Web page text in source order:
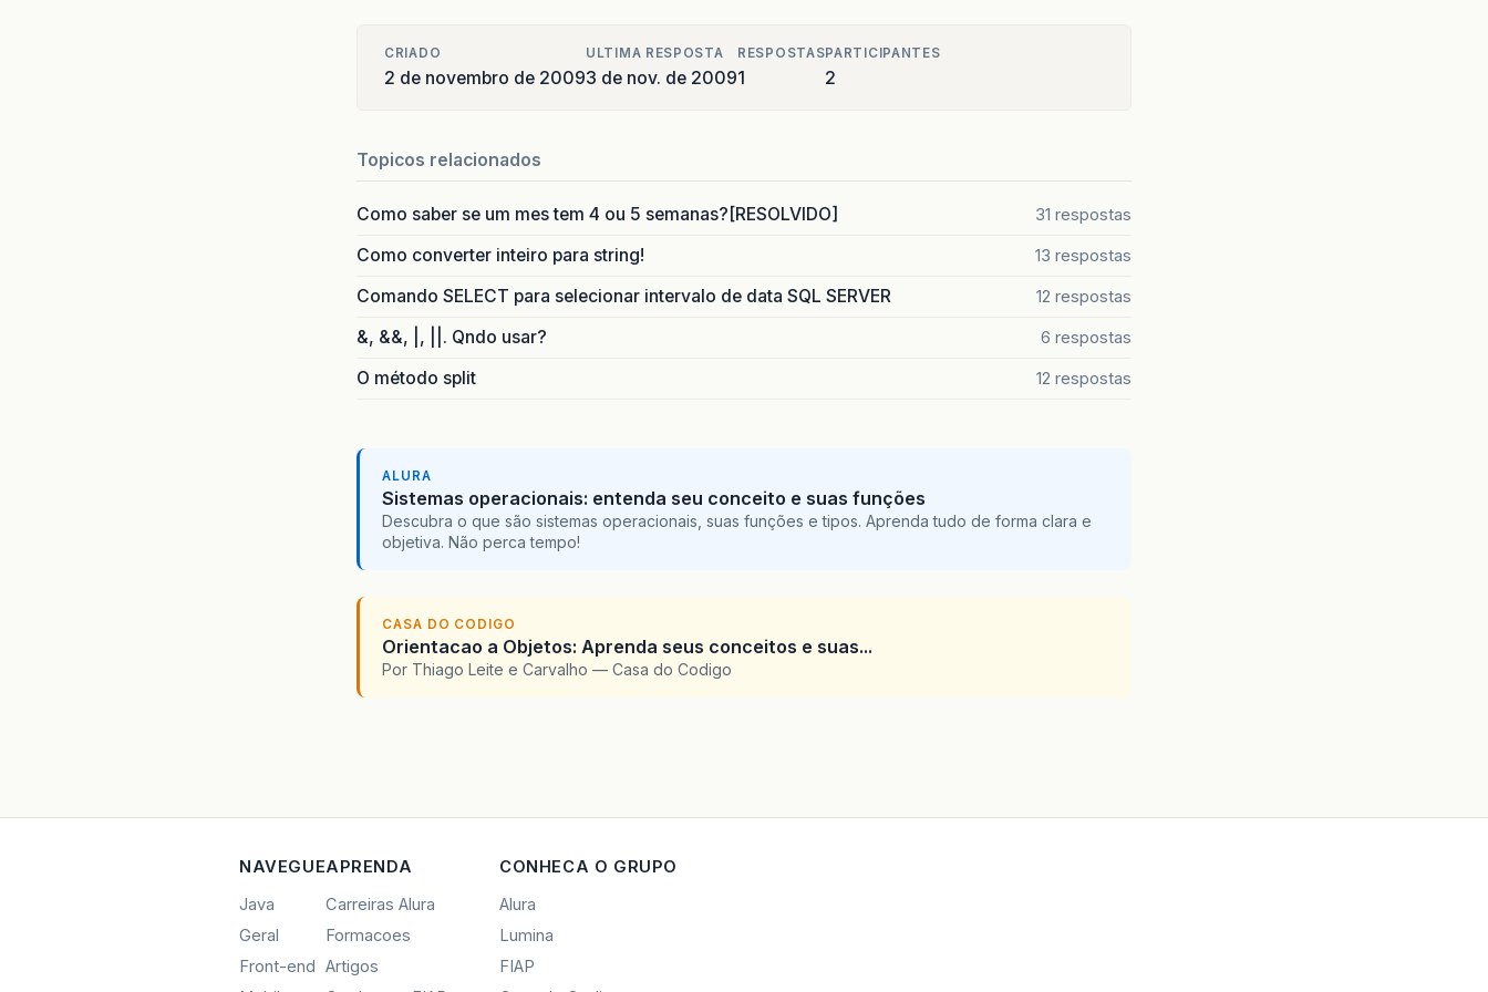
CRIADO
2 de novembro de 2009
ULTIMA RESPOSTA
3 de nov. de 2009
RESPOSTAS
1
PARTICIPANTES
2
Topicos relacionados
Como saber se um mes tem 4 ou 5 semanas?[RESOLVIDO] 31 respostas
Como converter inteiro para string! 13 respostas
Comando SELECT para selecionar intervalo de data SQL SERVER 12 respostas
&, &&, |, ||. Qndo usar? 6 respostas
O método split 12 respostas
ALURA
Sistemas operacionais: entenda seu conceito e suas funções
Descubra o que são sistemas operacionais, suas funções e tipos. Aprenda tudo de forma clara e
objetiva. Não perca tempo!
CASA DO CODIGO
Orientacao a Objetos: Aprenda seus conceitos e suas...
Por Thiago Leite e Carvalho — Casa do Codigo
NAVEGUE
Java
Geral
Front-end
APRENDA
Carreiras Alura
Formacoes
Artigos
CONHECA O GRUPO
Alura
Lumina
FIAP